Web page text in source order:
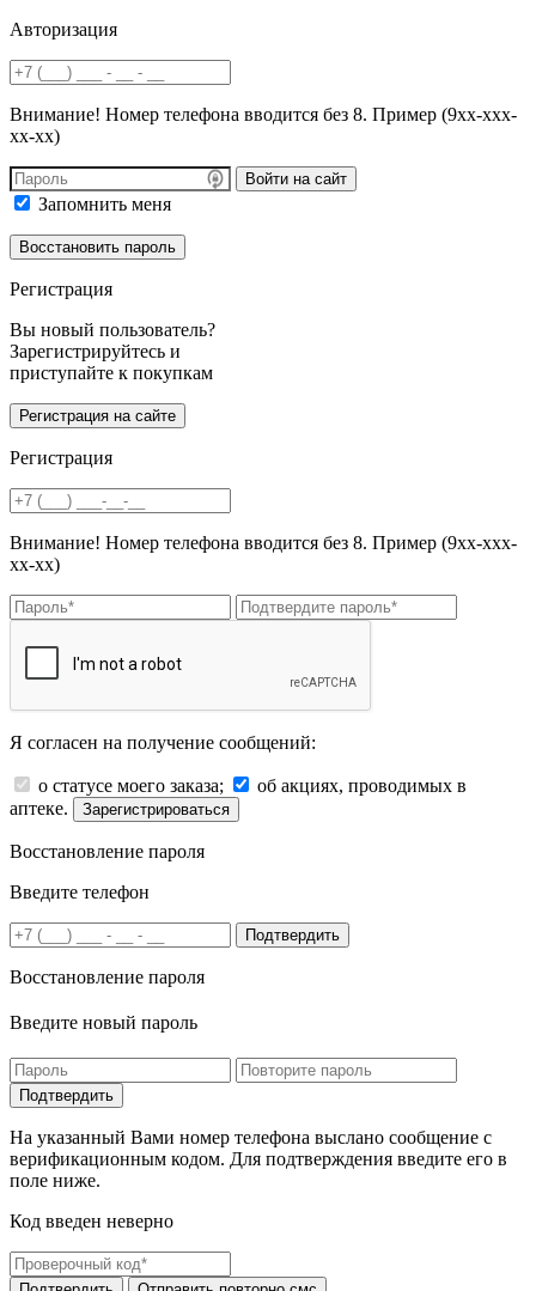
Авторизация
Внимание! Номер телефона вводится без 8. Пример (9хх-ххх-
хх-хх)
Войти на сайт
Запомнить меня
Регистрация
Вы новый пользователь?
Зарегистрируйтесь и
приступайте к покупкам
Регистрация
Внимание! Номер телефона вводится без 8. Пример (9хх-ххх-
хх-хх)
Я согласен на получение сообщений:
о статусе моего заказа;
об акциях, проводимых в
аптеке.
Зарегистрироваться
Восстановление пароля
Введите телефон
Подтвердить
Восстановление пароля
Введите новый пароль
На указанный Вами номер телефона выслано сообщение с
верификационным кодом. Для подтверждения введите его в
поле ниже.
Код введен неверно